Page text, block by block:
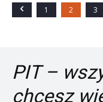
1 2 3
PIT –
chcesz